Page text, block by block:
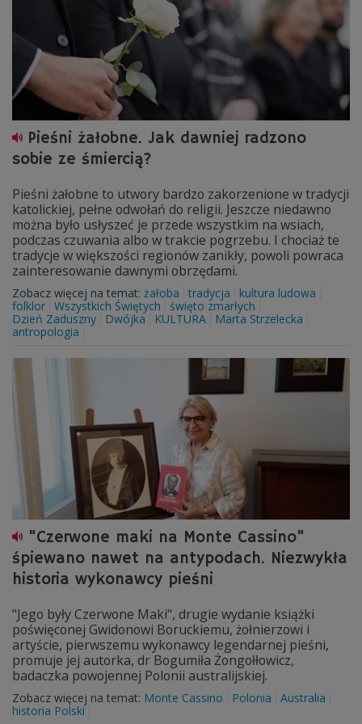
Pieśni żałobne. Jak dawniej radzono
sobie ze śmiercią?
Pieśni żałobne to utwory bardzo zakorzenione w tradycji
katolickiej, pełne odwołań do religii. Jeszcze niedawno
można było usłyszeć je przede wszystkim na wsiach,
podczas czuwania albo w trakcie pogrzebu. I chociaż te
tradycje w większości regionów zanikły, powoli powraca
zainteresowanie dawnymi obrzędami.
Zobacz więcej na temat: żałoba tradycja
kultura ludowa
folklor Wszystkich Świętych
święto zmarłych
Dzień Zaduszny
Dwójka KULTURA
Marta Strzelecka
antropologia
"Czerwone maki na Monte Cassino"
śpiewano nawet na antypodach. Niezwykła
historia wykonawcy pieśni
"Jego były Czerwone Maki", drugie wydanie książki
poświęconej Gwidonowi Boruckiemu, żołnierzowi i
artyście, pierwszemu wykonawcy legendarnej pieśni,
promuje jej autorka, dr Bogumiła Żongołłowicz,
badaczka powojennej Polonii australijskiej.
Zobacz więcej na temat: Monte Cassino Polonia
Australia
historia Polski